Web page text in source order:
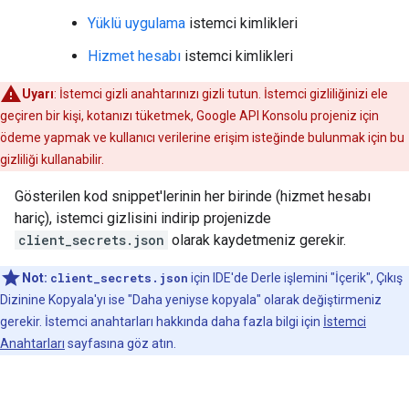
Yüklü uygulama istemci kimlikleri
Hizmet hesabı istemci kimlikleri
Uyarı: İstemci gizli anahtarınızı gizli tutun. İstemci gizliliğinizi ele
geçiren bir kişi, kotanızı tüketmek, Google API Konsolu projeniz için
ödeme yapmak ve kullanıcı verilerine erişim isteğinde bulunmak için bu
gizliliği kullanabilir.
Gösterilen kod snippet'lerinin her birinde (hizmet hesabı
hariç), istemci gizlisini indirip projenizde
client_secrets.json olarak kaydetmeniz gerekir.
Not: client_secrets.json için IDE'de Derle işlemini "İçerik", Çıkış
Dizinine Kopyala'yı ise "Daha yeniyse kopyala" olarak değiştirmeniz
gerekir. İstemci anahtarları hakkında daha fazla bilgi için İstemci
Anahtarları sayfasına göz atın.